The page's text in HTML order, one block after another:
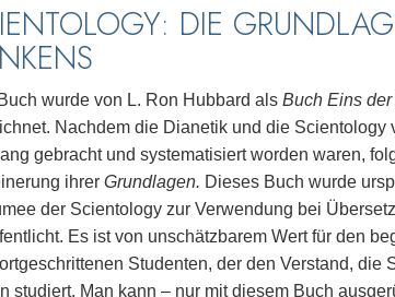
über Scientology
Scientologen kennen
der Scientology
in die Dianetik
– Was ist Größe?
Freewinds
Scientology für die Welt
David Miscavige - Das kirchliche
Oberhaupt der Scientology
DIE
wurde von L. Ron Hubbard als Buch Eins
Nachdem die Dianetik und die Scientology
gebracht und systematisiert worden waren,
ihrer Grundlagen. Dieses Buch wurde
der Scientology zur Verwendung bei
Es ist von unschätzbarem Wert für den
Studenten, der den Verstand, die
studiert. Man kann – nur mit diesem Buch